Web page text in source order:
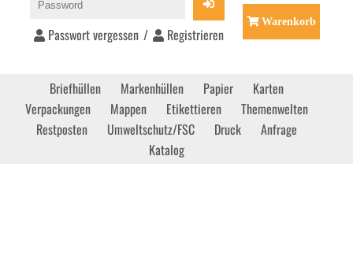
Passwort vergessen / Registrieren
Warenkorb
Briefhüllen Markenhüllen Papier
Karten
Verpackungen
Mappen Etikettieren
Themenwelten
Restposten
Umweltschutz/FSC Druck
Anfrage
Katalog